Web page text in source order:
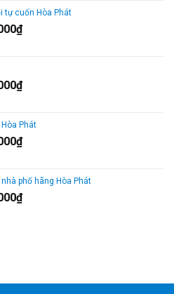
là:
tự cuốn Hòa Phát
₫Giá
685.000₫.
₫Giá
là:
190.000₫.
Phát
₫Giá
là:
190.000₫.
phố hãng Hòa Phát
₫Giá